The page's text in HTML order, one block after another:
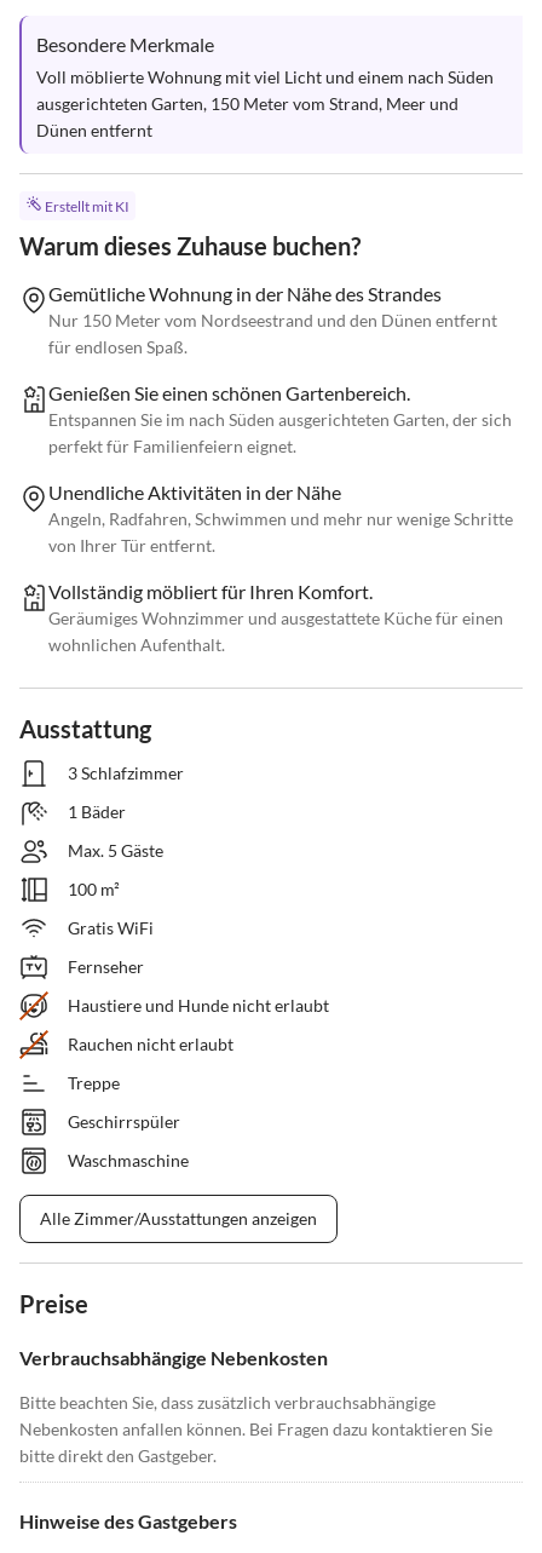
Besondere Merkmale
Voll möblierte Wohnung mit viel Licht und einem nach Süden
ausgerichteten Garten, 150 Meter vom Strand, Meer und
Dünen entfernt
Erstellt mit KI
Warum dieses Zuhause buchen?
Gemütliche Wohnung in der Nähe des Strandes
Nur 150 Meter vom Nordseestrand und den Dünen entfernt
für endlosen Spaß.
Genießen Sie einen schönen Gartenbereich.
Entspannen Sie im nach Süden ausgerichteten Garten, der sich
perfekt für Familienfeiern eignet.
Unendliche Aktivitäten in der Nähe
Angeln, Radfahren, Schwimmen und mehr nur wenige Schritte
von Ihrer Tür entfernt.
Vollständig möbliert für Ihren Komfort.
Geräumiges Wohnzimmer und ausgestattete Küche für einen
wohnlichen Aufenthalt.
Ausstattung
3 Schlafzimmer
1 Bäder
Max. 5 Gäste
100 m²
Gratis WiFi
Fernseher
Haustiere und Hunde nicht erlaubt
Rauchen nicht erlaubt
Treppe
Geschirrspüler
Waschmaschine
Alle Zimmer/Ausstattungen anzeigen
Preise
Verbrauchsabhängige Nebenkosten
Bitte beachten Sie, dass zusätzlich verbrauchsabhängige
Nebenkosten anfallen können. Bei Fragen dazu kontaktieren Sie
bitte direkt den Gastgeber.
Hinweise des Gastgebers